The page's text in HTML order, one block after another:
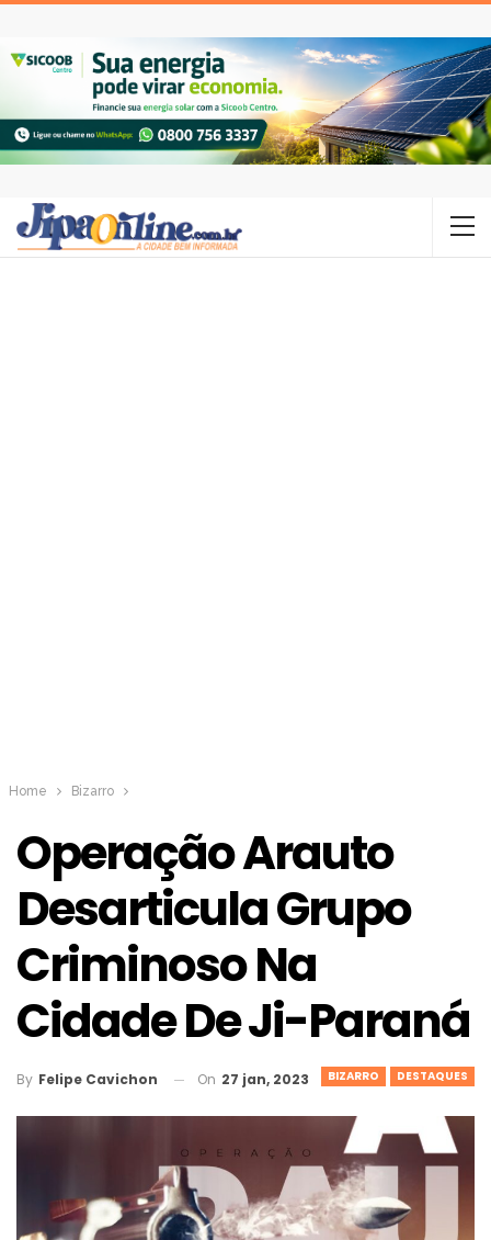
Home Bizarro
Operação Arauto
Desarticula Grupo
Criminoso Na
Cidade De Ji-Paraná
BIZARRO DESTAQUES
By Felipe Cavichon On 27 jan, 2023